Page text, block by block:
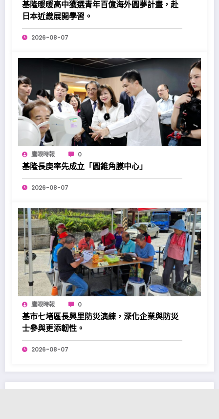
基隆暖暖高中獲選青年百億海外圓夢計畫，赴
日本近畿展開學習。
2026-08-07
鷹眼時報 0
基隆長庚率先成立「圓錐角膜中心」
2026-08-07
鷹眼時報 0
基市七堵區長興里防災演練，深化企業與防災
士參與更添韌性。
2026-08-07